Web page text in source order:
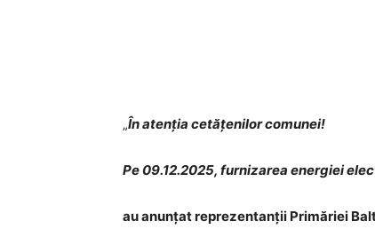
„În atenția cetățenilor comunei!
Pe 09.12.2025, furnizarea energiei
au anunțat reprezentanții Primăriei